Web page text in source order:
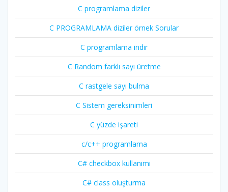
C programlama diziler
C PROGRAMLAMA diziler örnek Sorular
C programlama indir
C Random farklı sayı üretme
C rastgele sayı bulma
C Sistem gereksinimleri
C yüzde işareti
c/c++ programlama
C# checkbox kullanımı
C# class oluşturma